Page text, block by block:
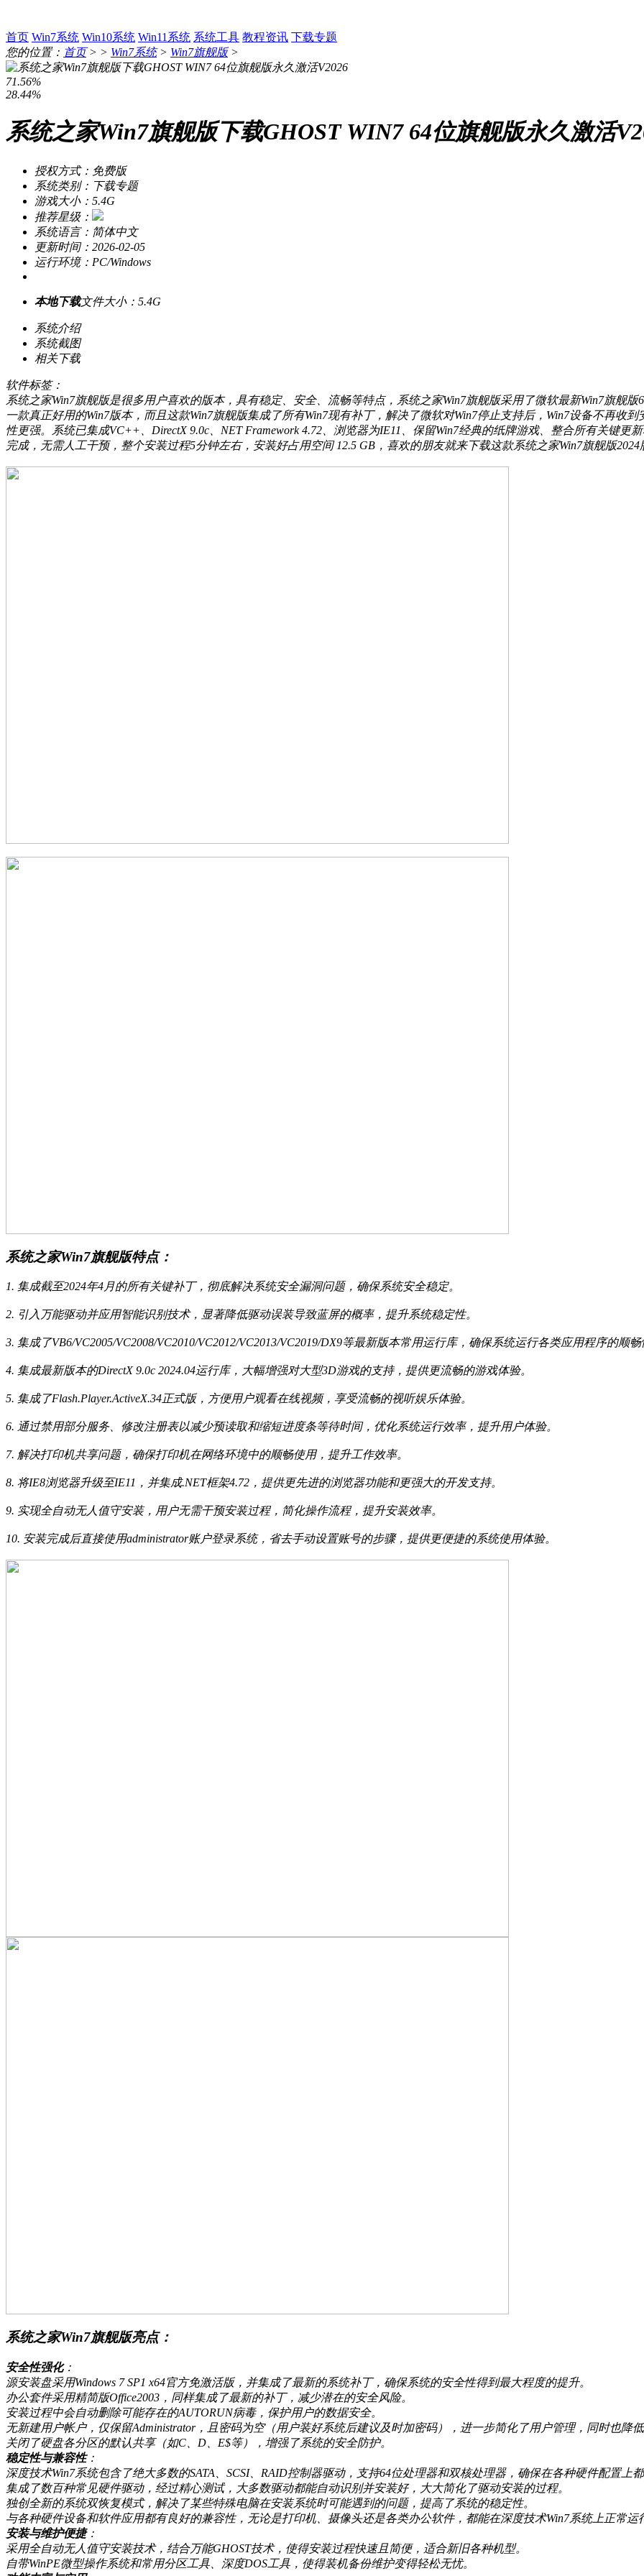
首页 Win7系统 Win10系统 Win11系统 系统工具 教程资讯 下载专题
您的位置： 首页> > Win7系统> Win7旗舰版>
71.56%
28.44%
系统之家Win7旗舰版下载GHOST WIN7 64位旗舰版永久激活
授权方式：免费版
系统类别：下载专题
游戏大小：5.4G
推荐星级：
系统语言：简体中文
更新时间：2026-02-05
运行环境：PC/Windows
本地下载文件大小：5.4G
系统介绍
系统截图
相关下载
软件标签：
系统之家Win7旗舰版是很多用户喜欢的版本，具有稳定、安全、流畅等特点，系统之家Win7旗舰版采用了微软最新Win7旗舰
一款真正好用的Win7版本，而且这款Win7旗舰版集成了所有Win7现有补丁，解决了微软对Win7停止支持后，Win7设备不再收
性更强。系统已集成VC++、DirectX 9.0c、NET Framework 4.72、浏览器为IE11、保留Win7经典的纸牌游戏、整合所有关键更
完成，无需人工干预，整个安装过程5分钟左右，安装好占用空间 12.5 GB，喜欢的朋友就来下载这款系统之家Win7旗舰版2024
系统之家Win7旗舰版特点：
1. 集成截至2024年4月的所有关键补丁，彻底解决系统安全漏洞问题，确保系统安全稳定。
2. 引入万能驱动并应用智能识别技术，显著降低驱动误装导致蓝屏的概率，提升系统稳定性。
3. 集成了VB6/VC2005/VC2008/VC2010/VC2012/VC2013/VC2019/DX9等最新版本常用运行库，确保系统运行各类应用程序的顺
4. 集成最新版本的DirectX 9.0c 2024.04运行库，大幅增强对大型3D游戏的支持，提供更流畅的游戏体验。
5. 集成了Flash.Player.ActiveX.34正式版，方便用户观看在线视频，享受流畅的视听娱乐体验。
6. 通过禁用部分服务、修改注册表以减少预读取和缩短进度条等待时间，优化系统运行效率，提升用户体验。
7. 解决打印机共享问题，确保打印机在网络环境中的顺畅使用，提升工作效率。
8. 将IE8浏览器升级至IE11，并集成.NET框架4.72，提供更先进的浏览器功能和更强大的开发支持。
9. 实现全自动无人值守安装，用户无需干预安装过程，简化操作流程，提升安装效率。
10. 安装完成后直接使用administrator账户登录系统，省去手动设置账号的步骤，提供更便捷的系统使用体验。
系统之家Win7旗舰版亮点：
安全性强化：
源安装盘采用Windows 7 SP1 x64官方免激活版，并集成了最新的系统补丁，确保系统的安全性得到最大程度的提升。
办公套件采用精简版Office2003，同样集成了最新的补丁，减少潜在的安全风险。
安装过程中会自动删除可能存在的AUTORUN病毒，保护用户的数据安全。
无新建用户帐户，仅保留Administrator，且密码为空（用户装好系统后建议及时加密码），进一步简化了用户管理，同时也降
关闭了硬盘各分区的默认共享（如C、D、E$等），增强了系统的安全防护。
稳定性与兼容性：
深度技术Win7系统包含了绝大多数的SATA、SCSI、RAID控制器驱动，支持64位处理器和双核处理器，确保在各种硬件配置上
集成了数百种常见硬件驱动，经过精心测试，大多数驱动都能自动识别并安装好，大大简化了驱动安装的过程。
独创全新的系统双恢复模式，解决了某些特殊电脑在安装系统时可能遇到的问题，提高了系统的稳定性。
与各种硬件设备和软件应用都有良好的兼容性，无论是打印机、摄像头还是各类办公软件，都能在深度技术Win7系统上正常运
安装与维护便捷：
采用全自动无人值守安装技术，结合万能GHOST技术，使得安装过程快速且简便，适合新旧各种机型。
自带WinPE微型操作系统和常用分区工具、深度DOS工具，使得装机备份维护变得轻松无忧。